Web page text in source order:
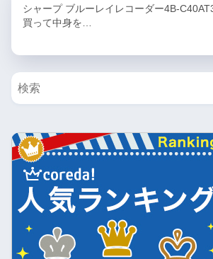
シャープ ブルーレイレコーダー4B-
買って中身を…